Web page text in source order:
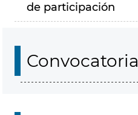
de participación
Convocatoria